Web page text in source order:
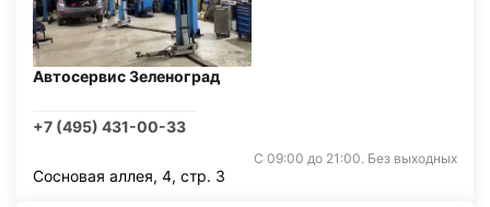
Автосервис Зеленоград
+7 (495) 431-00-33
С 09:00 до 21:00. Без выходных
Сосновая аллея, 4, стр. 3